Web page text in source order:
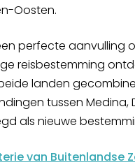
Oosten.
perfecte aanvulling
reisbestemming
landen
tussen Medina,
als nieuwe
van Buitenlandse